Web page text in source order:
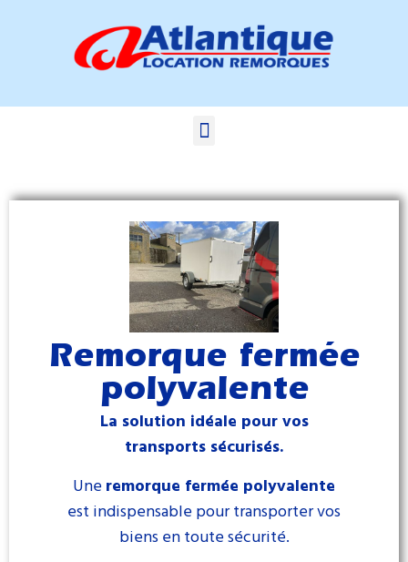
Remorque fermée
polyvalente
La solution idéale pour vos
transports sécurisés.
Uneremorque fermée polyvalente
est indispensable pour transporter vos
biens en toute sécurité.